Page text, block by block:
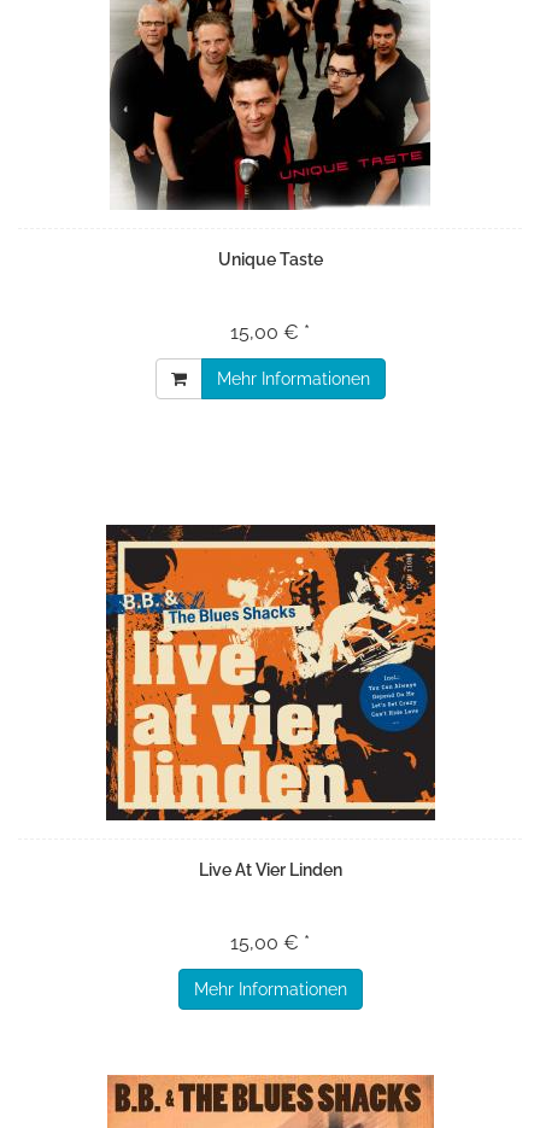
Unique Taste
15,00 € *
Mehr Informationen
Live At Vier Linden
15,00 € *
Mehr Informationen